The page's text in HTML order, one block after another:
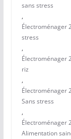
sans stress
,
Électroménager
stress
,
Électroménager
riz
,
Électroménager
Sans stress
,
Électroménager
Alimentation